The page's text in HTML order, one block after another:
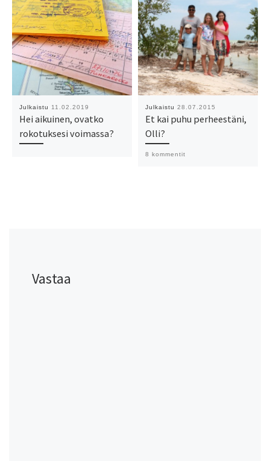
Julkaistu 11.02.2019
Hei aikuinen, ovatko
rokotuksesi voimassa?
Julkaistu 28.07.2015
Et kai puhu perheestäni,
Olli?
8 kommentit
Vastaa